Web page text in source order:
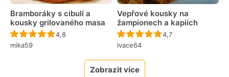
Bramboráky s cibulí a
kousky grilovaného masa
Recept ještě nebyl hodnocen
4,8
mika59
Vepřové kousky na
žampionech a kapiích
Recept ještě nebyl
4,7
Ivace64
Zobrazit více